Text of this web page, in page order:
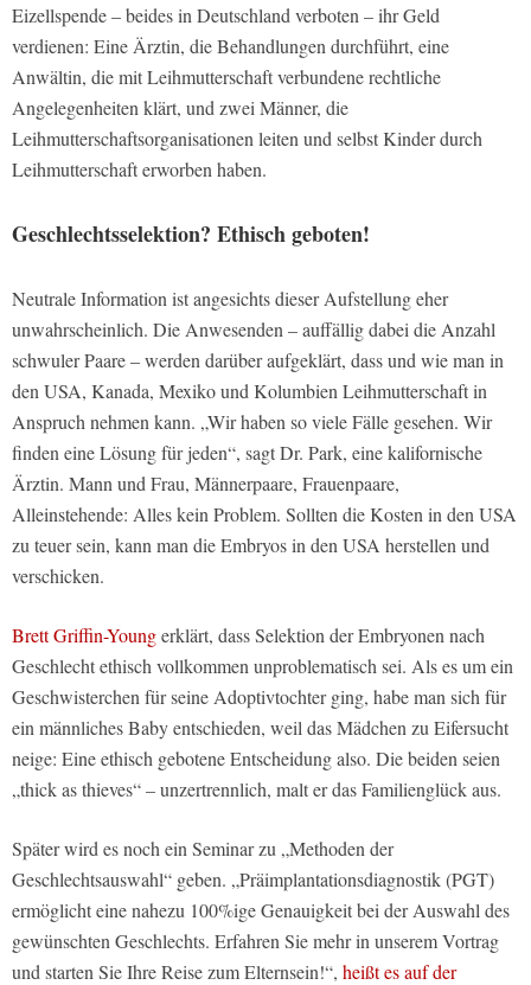
Eizellspende – beides in Deutschland verboten – ihr Geld
verdienen: Eine Ärztin, die Behandlungen durchführt, eine
Anwältin, die mit Leihmutterschaft verbundene rechtliche
Angelegenheiten klärt, und zwei Männer, die
Leihmutterschaftsorganisationen leiten und selbst Kinder durch
Leihmutterschaft erworben haben.
Geschlechtsselektion? Ethisch geboten!
Neutrale Information ist angesichts dieser Aufstellung eher
unwahrscheinlich. Die Anwesenden – auffällig dabei die Anzahl
schwuler Paare – werden darüber aufgeklärt, dass und wie man in
den USA, Kanada, Mexiko und Kolumbien Leihmutterschaft in
Anspruch nehmen kann. „Wir haben so viele Fälle gesehen. Wir
finden eine Lösung für jeden“, sagt Dr. Park, eine kalifornische
Ärztin. Mann und Frau, Männerpaare, Frauenpaare,
Alleinstehende: Alles kein Problem. Sollten die Kosten in den USA
zu teuer sein, kann man die Embryos in den USA herstellen und
verschicken.
Brett Griffin-Youngerklärt, dass Selektion der Embryonen nach
Geschlecht ethisch vollkommen unproblematisch sei. Als es um ein
Geschwisterchen für seine Adoptivtochter ging, habe man sich für
ein männliches Baby entschieden, weil das Mädchen zu Eifersucht
neige: Eine ethisch gebotene Entscheidung also. Die beiden seien
„thick as thieves“ – unzertrennlich, malt er das Familienglück aus.
Später wird es noch ein Seminar zu „Methoden der
Geschlechtsauswahl“ geben. „Präimplantationsdiagnostik (PGT)
ermöglicht eine nahezu 100%ige Genauigkeit bei der Auswahl des
gewünschten Geschlechts. Erfahren Sie mehr in unserem Vortrag
und starten Sie Ihre Reise zum Elternsein!“, heißt es auf der